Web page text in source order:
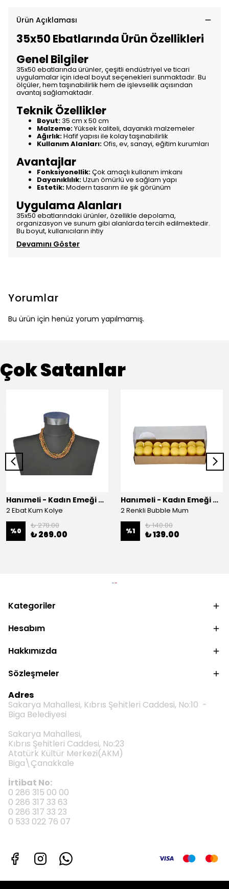
Ürün Açıklaması
35x50 Ebatlarında Ürün Özellikleri
Genel Bilgiler
35x50 ebatlarında ürünler, çeşitli endüstriyel ve ticari
uygulamalar için ideal boyut seçenekleri sunmaktadır. Bu
ölçüler, hem taşınabilirlik hem de işlevsellik açısından
avantaj sağlamaktadır.
Teknik Özellikler
Boyut:35 cm x 50 cm
Malzeme:Yüksek kaliteli, dayanıklı malzemeler
Ağırlık:Hafif yapısı ile kolay taşınabilirlik
Kullanım Alanları:Ofis, ev, sanayi, eğitim kurumları
Avantajlar
Fonksiyonellik:Çok amaçlı kullanım imkanı
Dayanıklılık:Uzun ömürlü ve sağlam yapı
Estetik:Modern tasarım ile şık görünüm
Uygulama Alanları
35x50 ebatlarındaki ürünler, özellikle depolama,
organizasyon ve sunum gibi alanlarda tercih edilmektedir.
Bu boyut, kullanıcıların ihtiy
Devamını Göster
Yorumlar
Bu ürün için henüz yorum yapılmamış.
Çok Satanlar
Hanımeli - Kadın Emeği Çarşısı
2 Ebat Kum Kolye
%0
₺ 270.00
₺ 269.00
Hanımeli - Kadın Emeği Çarşısı
2 Renkli Bubble Mum
%1
₺ 140.00
₺ 139.00
Kategoriler
Hesabım
Hakkımızda
Sözleşmeler
Adres
Sakarya Mahallesi, Kıbrıs Şehitleri Caddesi, No:10 -
Biga Belediyesi
Sakarya Mahallesi,
Kıbrıs Şehitleri Caddesi, No:23
Atatürk Kültür Merkezi(AKM)
Biga\Çanakkale
İrtibat No:
0 286 315 00 00
0 286 317 33 63
0 286 317 33 23
0 533 022 76 07